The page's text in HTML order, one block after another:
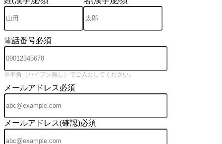
電話番号必須
※半角（ハイフン無し）でご入力してください。
メールアドレス必須
メールアドレス(確認)必須